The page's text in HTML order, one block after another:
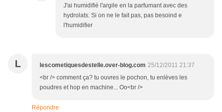
J'ai humidifié l'argile en la parfumant avec des
hydrolats. Si on ne le fait pas, pas besoind e
l'humidifier
L lescometiquesdestelle.over-blog.com 25/12/2011 21:37
<br /> comment ça? tu ouvres le pochon, tu enlèves les
poudres et hop en machine... Oo<br />
Répondre